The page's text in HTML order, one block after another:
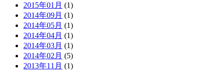
2015年01月 (1)
2014年09月 (1)
2014年05月 (1)
2014年04月 (1)
2014年03月 (1)
2014年02月 (5)
2013年11月 (1)